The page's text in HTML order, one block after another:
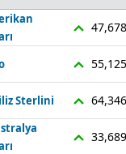
Sterlini